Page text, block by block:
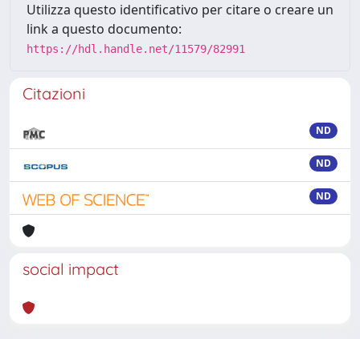
Utilizza questo identificativo per citare o creare un
link a questo documento:
https://hdl.handle.net/11579/82991
Citazioni
ND
ND
ND
social impact